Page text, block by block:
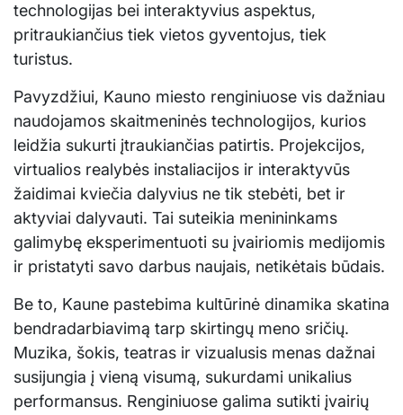
technologijas bei interaktyvius aspektus,
pritraukiančius tiek vietos gyventojus, tiek
turistus.
Pavyzdžiui, Kauno miesto renginiuose vis dažniau
naudojamos skaitmeninės technologijos, kurios
leidžia sukurti įtraukiančias patirtis. Projekcijos,
virtualios realybės instaliacijos ir interaktyvūs
žaidimai kviečia dalyvius ne tik stebėti, bet ir
aktyviai dalyvauti. Tai suteikia menininkams
galimybę eksperimentuoti su įvairiomis medijomis
ir pristatyti savo darbus naujais, netikėtais būdais.
Be to, Kaune pastebima kultūrinė dinamika skatina
bendradarbiavimą tarp skirtingų meno sričių.
Muzika, šokis, teatras ir vizualusis menas dažnai
susijungia į vieną visumą, sukurdami unikalius
performansus. Renginiuose galima sutikti įvairių